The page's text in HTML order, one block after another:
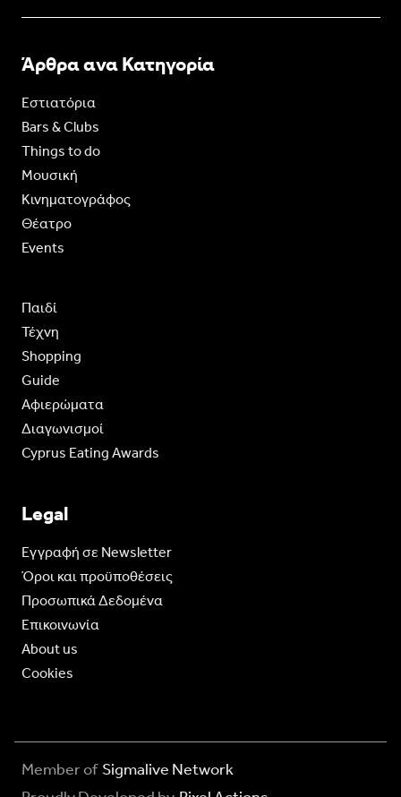
Άρθρα ανα Κατηγορία
Εστιατόρια
Bars & Clubs
Things to do
Moυσική
Κινηματογράφος
Θέατρο
Events
Παιδί
Τέχνη
Shopping
Guide
Aφιερώματα
Διαγωνισμοί
Cyprus Eating Awards
Legal
Eγγραφή σε Newsletter
Όροι και προϋποθέσεις
Προσωπικά Δεδομένα
Επικοινωνία
About us
Cookies
Member of Sigmalive Network